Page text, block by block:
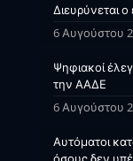
Διευρύνεται ο
6 Αυγούστου
Ψηφιακοί
την ΑΑΔΕ
6 Αυγούστου
Αυτόματοι